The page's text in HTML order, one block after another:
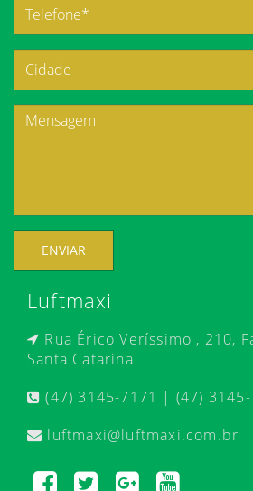
ENVIAR
Luftmaxi
Rua Érico Veríssimo , 210,
Santa Catarina
(47) 3145-7171 | (47) 3145-
luftmaxi@luftmaxi.com.br